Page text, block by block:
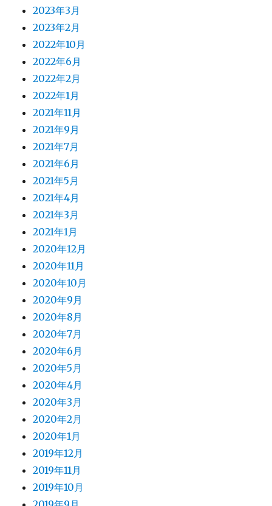
2023年3月
2023年2月
2022年10月
2022年6月
2022年2月
2022年1月
2021年11月
2021年9月
2021年7月
2021年6月
2021年5月
2021年4月
2021年3月
2021年1月
2020年12月
2020年11月
2020年10月
2020年9月
2020年8月
2020年7月
2020年6月
2020年5月
2020年4月
2020年3月
2020年2月
2020年1月
2019年12月
2019年11月
2019年10月